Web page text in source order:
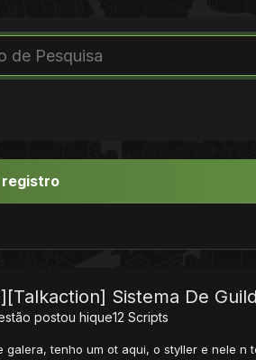
registro
Sistema De
postou hique12 Scripts
galera, tenho um ot aqui, o styller e nele